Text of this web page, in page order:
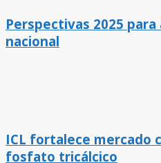
Perspectivas 2025
nacional
ICL fortalece mercado
fosfato tricálcico